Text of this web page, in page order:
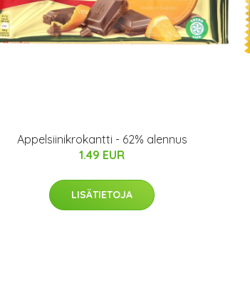
Appelsiinikrokantti - 62% alennus
1.49 EUR
LISÄTIETOJA